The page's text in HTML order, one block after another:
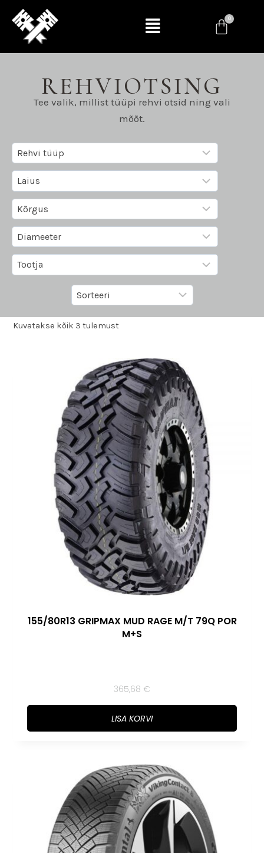
REHVIOTSING
Tee valik, millist tüüpi rehvi otsid ning vali
mõõt.
Kuvatakse kõik 3 tulemust
155/80R13 GRIPMAX MUD RAGE M/T 79Q POR
M+S
365,68 €
LISA KORVI